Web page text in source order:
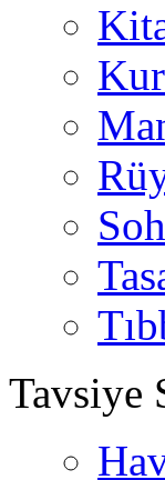
Tavsiye